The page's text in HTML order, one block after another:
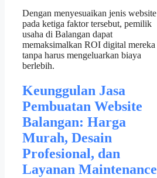
Dengan menyesuaikan jenis website
pada ketiga faktor tersebut, pemilik
usaha di Balangan dapat
memaksimalkan ROI digital mereka
tanpa harus mengeluarkan biaya
berlebih.
Keunggulan Jasa
Pembuatan Website
Balangan: Harga
Murah, Desain
Profesional, dan
Layanan Maintenance